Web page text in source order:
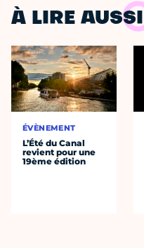
À LIRE AUSSI
ÉVÈNEMENT
L’Été du Canal
revient pour une
19ème édition